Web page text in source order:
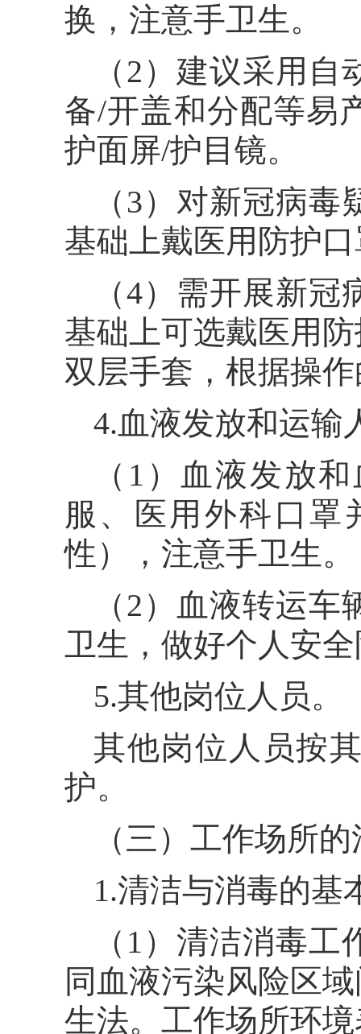
换，注意手卫生。
（2）建议采用
备/开盖和分配等易
护面屏/护目镜。
（3）对新冠病
基础上戴医用防护
（4）需开展新
基础上可选戴医用
双层手套，根据操
4.血液发放和运输
（1）血液发放
服、医用外科口罩
性），注意手卫生。
（2）血液转运
卫生，做好个人安
5.其他岗位人员。
其他岗位人员按
护。
（三）工作场所
1.清洁与消毒的基
（1）清洁消毒
同血液污染风险区
生法。工作场所环